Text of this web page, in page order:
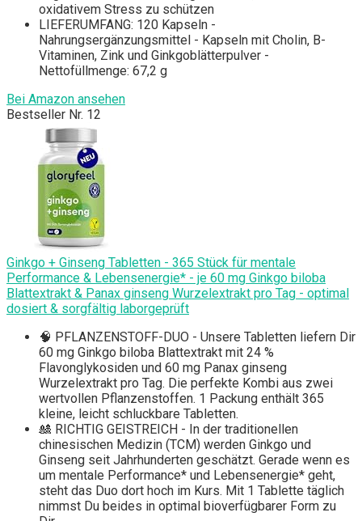
oxidativem Stress zu schützen
LIEFERUMFANG: 120 Kapseln -
Nahrungsergänzungsmittel - Kapseln mit Cholin, B-
Vitaminen, Zink und Ginkgoblätterpulver -
Nettofüllmenge: 67,2 g
Bei Amazon ansehen
Bestseller Nr. 12
Ginkgo + Ginseng Tabletten - 365 Stück für mentale
Performance & Lebensenergie* - je 60 mg Ginkgo biloba
Blattextrakt & Panax ginseng Wurzelextrakt pro Tag - optimal
dosiert & sorgfältig laborgeprüft
🧠 PFLANZENSTOFF-DUO - Unsere Tabletten liefern Dir
60 mg Ginkgo biloba Blattextrakt mit 24 %
Flavonglykosiden und 60 mg Panax ginseng
Wurzelextrakt pro Tag. Die perfekte Kombi aus zwei
wertvollen Pflanzenstoffen. 1 Packung enthält 365
kleine, leicht schluckbare Tabletten.
🎎 RICHTIG GEISTREICH - In der traditionellen
chinesischen Medizin (TCM) werden Ginkgo und
Ginseng seit Jahrhunderten geschätzt. Gerade wenn es
um mentale Performance* und Lebensenergie* geht,
steht das Duo dort hoch im Kurs. Mit 1 Tablette täglich
nimmst Du beides in optimal bioverfügbarer Form zu